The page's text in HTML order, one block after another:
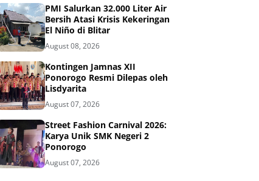
PMI Salurkan 32.000 Liter Air
Bersih Atasi Krisis Kekeringan
El Niño di Blitar
August 08, 2026
Kontingen Jamnas XII
Ponorogo Resmi Dilepas oleh
Lisdyarita
August 07, 2026
Street Fashion Carnival 2026:
Karya Unik SMK Negeri 2
Ponorogo
August 07, 2026